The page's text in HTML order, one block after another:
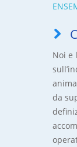
Noi e
da